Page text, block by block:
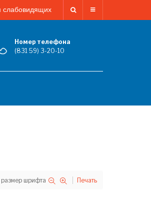
слабовидящих
Номер телефона
(831 59) 3-20-10
размер шрифта Печать